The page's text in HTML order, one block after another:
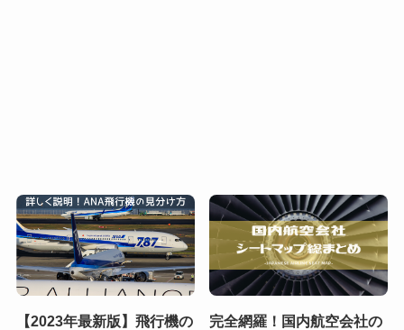
【2023年最新版】飛行機の
完全網羅！国内航空会社の